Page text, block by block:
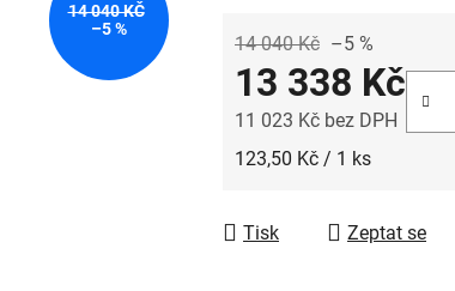
14 040 Kč –5 %
13 338 Kč
11 023 Kč bez DPH
Měrná cena:
123,50 Kč / 1 ks
Tisk Zeptat se
14 040 KČ
–5 %